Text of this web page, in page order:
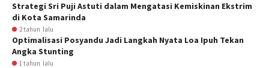
Strategi Sri Puji Astuti dalam Mengatasi Kemiskinan Ekstrim
di Kota Samarinda
2 tahun lalu
Optimalisasi Posyandu Jadi Langkah Nyata Loa Ipuh Tekan
Angka Stunting
1 tahun lalu